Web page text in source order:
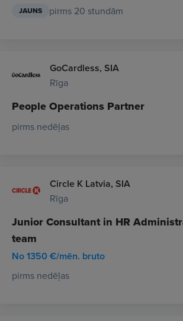
JAUNS pirms 20 stundām
GoCardless, SIA
Rīga
People Operations Partner
pirms nedēļas
Circle K Latvia, SIA
Rīga
Junior Consultant in HR
team
No 1350 €/mēn. bruto
pirms nedēļas